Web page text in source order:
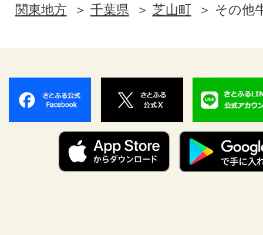
関東地方
千葉県 芝山町 その他